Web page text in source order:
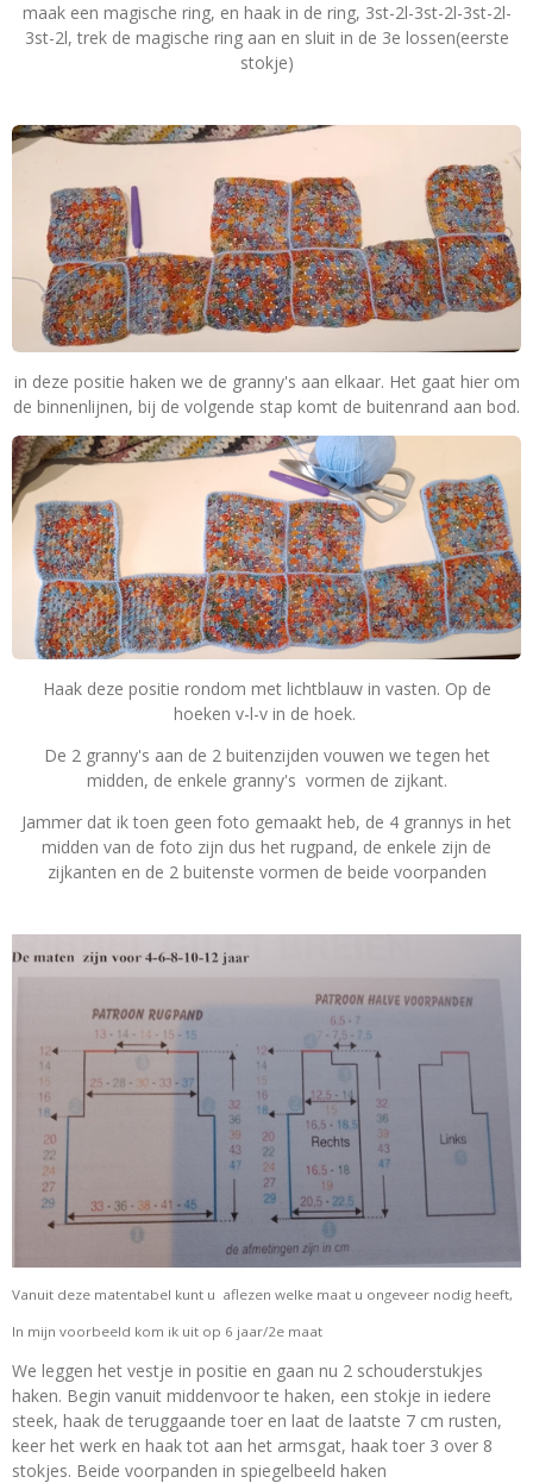
maak een magische ring, en haak in de ring, 3st-2l-3st-2l-3st-2l-
3st-2l, trek de magische ring aan en sluit in de 3e lossen(eerste
stokje)
in deze positie haken we de granny's aan elkaar. Het gaat hier om
de binnenlijnen, bij de volgende stap komt de buitenrand aan bod.
Haak deze positie rondom met lichtblauw in vasten. Op de
hoeken v-l-v in de hoek.
De 2 granny's aan de 2 buitenzijden vouwen we tegen het
midden, de enkele granny's vormen de zijkant.
Jammer dat ik toen geen foto gemaakt heb, de 4 grannys in het
midden van de foto zijn dus het rugpand, de enkele zijn de
zijkanten en de 2 buitenste vormen de beide voorpanden
Vanuit deze matentabel kunt u aflezen welke maat u ongeveer nodig heeft,
In mijn voorbeeld kom ik uit op 6 jaar/2e maat
We leggen het vestje in positie en gaan nu 2 schouderstukjes
haken. Begin vanuit middenvoor te haken, een stokje in iedere
steek, haak de teruggaande toer en laat de laatste 7 cm rusten,
keer het werk en haak tot aan het armsgat, haak toer 3 over 8
stokjes. Beide voorpanden in spiegelbeeld haken